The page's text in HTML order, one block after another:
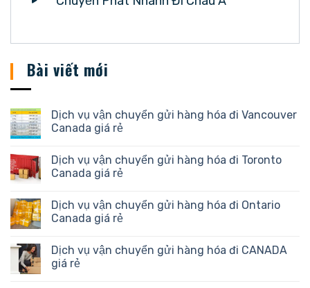
Bài viết mới
Dịch vụ vận chuyển gửi hàng hóa đi Vancouver
Canada giá rẻ
Dịch vụ vận chuyển gửi hàng hóa đi Toronto
Canada giá rẻ
Dịch vụ vận chuyển gửi hàng hóa đi Ontario
Canada giá rẻ
Dịch vụ vận chuyển gửi hàng hóa đi CANADA
giá rẻ